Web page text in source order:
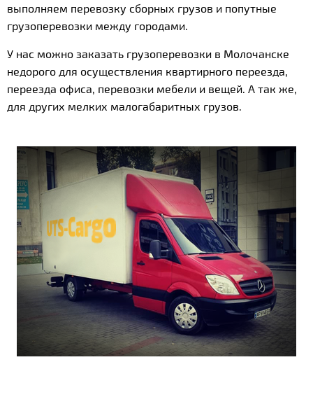
выполняем перевозку сборных грузов и попутные
грузоперевозки между городами.
У нас можно заказать грузоперевозки в Молочанске
недорого для осуществления квартирного переезда,
переезда офиса, перевозки мебели и вещей. А так же,
для других мелких малогабаритных грузов.